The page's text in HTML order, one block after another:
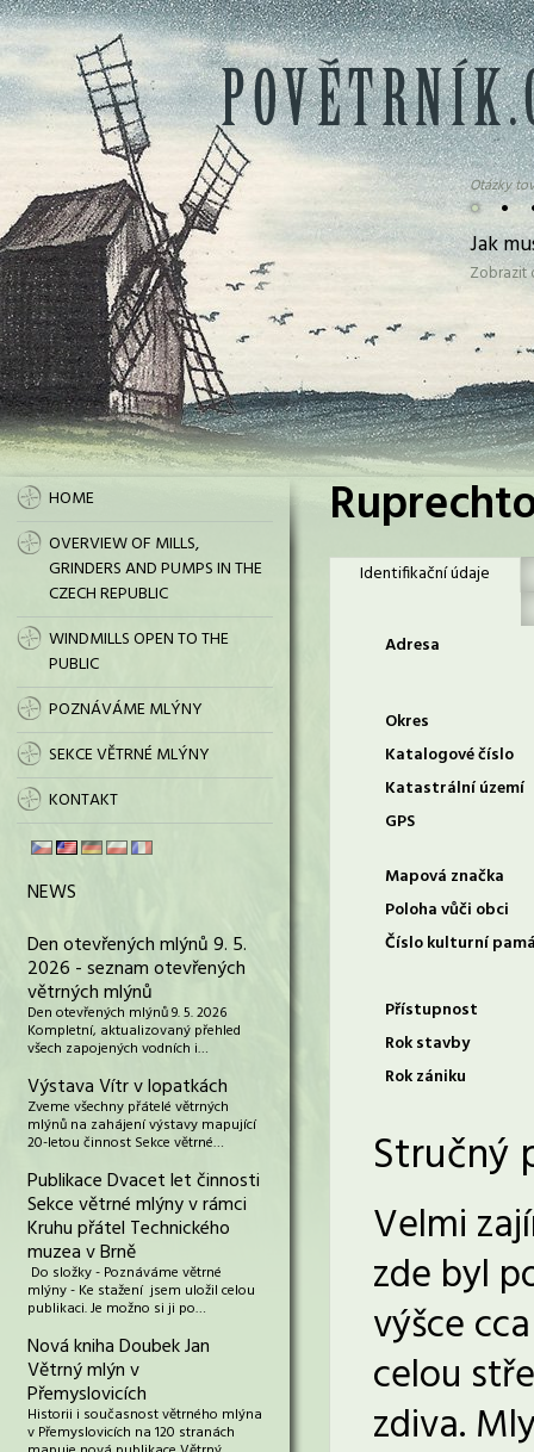
• •
Otázky
Jak
HOME
OVERVIEW OF MILLS,
GRINDERS AND PUMPS IN THE
CZECH REPUBLIC
WINDMILLS OPEN TO THE
PUBLIC
POZNÁVÁME MLÝNY
SEKCE VĚTRNÉ MLÝNY
KONTAKT
NEWS
Den otevřených mlýnů 9. 5.
2026 - seznam otevřených
větrných mlýnů
Den otevřených mlýnů 9. 5. 2026
Kompletní, aktualizovaný přehled
všech zapojených vodních i…
Výstava Vítr v lopatkách
Zveme všechny přátelé větrných
mlýnů na zahájení výstavy mapující
20-letou činnost Sekce větrné…
Publikace Dvacet let činnosti
Sekce větrné mlýny v rámci
Kruhu přátel Technického
muzea v Brně
Do složky - Poznáváme větrné
mlýny - Ke stažení jsem uložil celou
publikaci. Je možno si ji po…
Nová kniha Doubek Jan
Větrný mlýn v
Přemyslovicích
Historii i současnost větrného mlýna
v Přemyslovicích na 120 stranách
Identifikační údaje
Adresa
Okres
Katalogové číslo
Katastrální území
GPS
Mapová značka
Poloha vůči obci
Číslo kulturní
Přístupnost
Rok stavby
Rok zániku
Stručný
Velmi
zde byl
výšce
celou
zdiva.